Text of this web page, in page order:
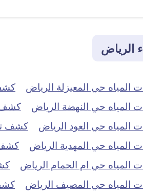
الرياض
حي المعيزلة الرياض
حي النهضة الرياض
كشف
حي العود الرياض
كشف
حي المهدية الرياض
كشف
حي ام الحمام الرياض
المياه حي المصيف الرياض